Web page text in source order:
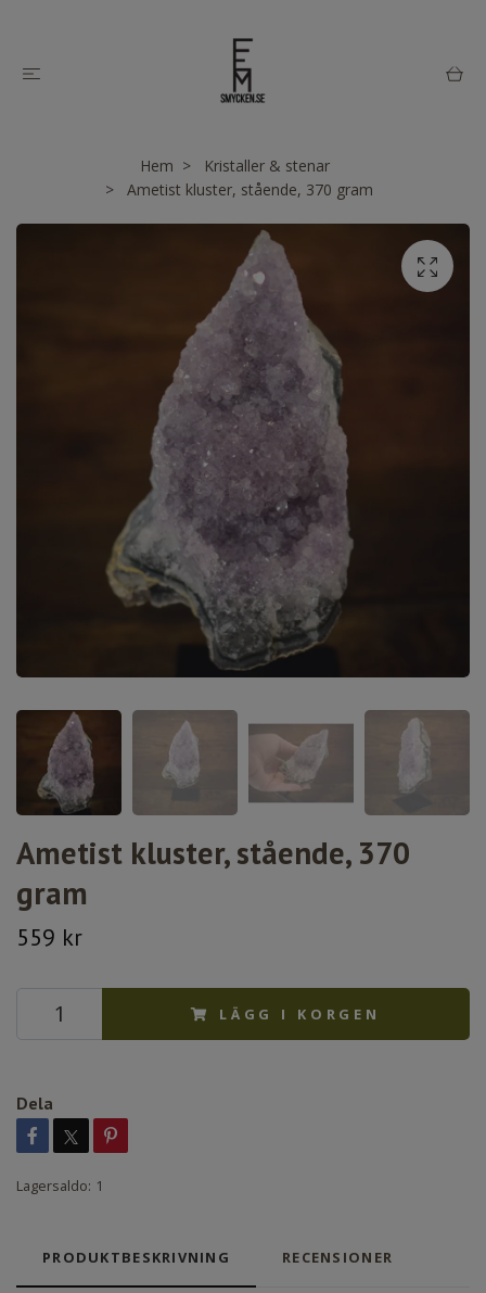
Hem
Kristaller & stenar
Ametist kluster, stående, 370 gram
Ametist kluster, stående, 370
gram
559 kr
LÄGG I KORGEN
Dela
Lagersaldo: 1
PRODUKTBESKRIVNING RECENSIONER